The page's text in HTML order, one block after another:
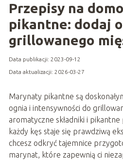
Przepisy na
pikantne: dodaj
grillowanego
Data publikacji: 2023-09-12
Data aktualizacji: 2026-03-27
Marynaty pikantne są
ognia i intensywności do
aromatyczne składniki i
każdy kęs staje się prawdziwą
chcesz odkryć tajemnice
marynat, które zapewnią ci